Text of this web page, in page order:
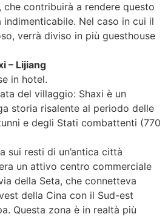
contribuirà a rendere questo
indimenticabile. Nel caso in cui il
verrà diviso in più guesthouse
– Lijiang
in hotel.
del villaggio: Shaxi è un
storia risalente al periodo delle
e degli Stati combattenti (770
sui resti di un’antica città
un attivo centro commerciale
della Seta, che connetteva
della Cina con il Sud-est
Questa zona è in realtà più